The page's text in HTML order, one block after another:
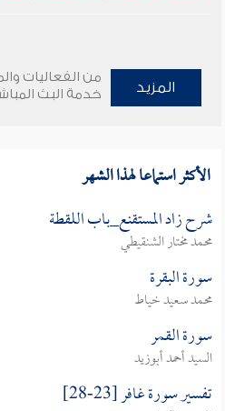
المزيد
من الفعاليات
خدمة البث
الأكثر استماعا لهذا الشهر
شرح زاد المستقنع_باب اللقطة
محمد مختار الشنقيطي
سورة البقرة
محمد سعيد خياط
سورة القمر
السيد أحمد أبوزيد
تفسير سورة غافر [23-28]